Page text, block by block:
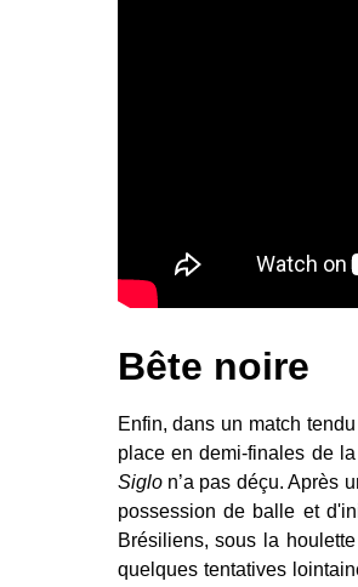
Bête noire
Enfin, dans un match
place en demi-finales de
Siglon’a pas déçu. Après
possession de balle et
Brésiliens, sous la
quelques tentatives